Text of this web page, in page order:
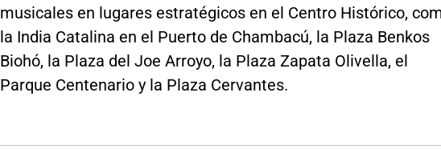
musicales en lugares estratégicos en el Centro Histórico,
la India Catalina en el Puerto de Chambacú, la Plaza Benkos
Biohó, la Plaza del Joe Arroyo, la Plaza Zapata Olivella, el
Parque Centenario y la Plaza Cervantes.